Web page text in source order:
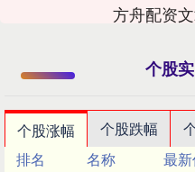
方舟配资
个股
个股涨幅 个股跌幅
排名
名称 最